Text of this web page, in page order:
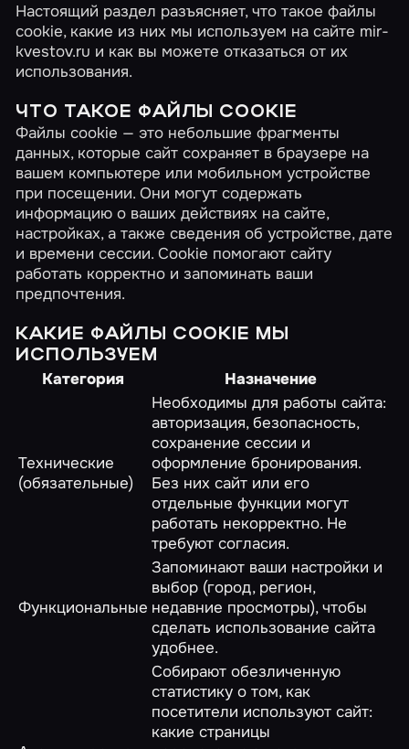
Настоящий раздел разъясняет, что такое файлы
cookie, какие из них мы используем на сайте mir-
kvestov.ru и как вы можете отказаться от их
использования.
ЧТО ТАКОЕ ФАЙЛЫ COOKIE
Файлы cookie — это небольшие фрагменты
данных, которые сайт сохраняет в браузере на
вашем компьютере или мобильном устройстве
при посещении. Они могут содержать
информацию о ваших действиях на сайте,
настройках, а также сведения об устройстве, дате
и времени сессии. Cookie помогают сайту
работать корректно и запоминать ваши
предпочтения.
КАКИЕ ФАЙЛЫ COOKIE МЫ
ИСПОЛЬЗУЕМ
Категория Назначение
Технические
(обязательные)
Необходимы для работы сайта:
авторизация, безопасность,
сохранение сессии и
оформление бронирования.
Без них сайт или его
отдельные функции могут
работать некорректно. Не
требуют согласия.
Функциональные
Запоминают ваши настройки и
выбор (город, регион,
недавние просмотры), чтобы
сделать использование сайта
удобнее.
Собирают обезличенную
статистику о том, как
посетители используют сайт:
какие страницы